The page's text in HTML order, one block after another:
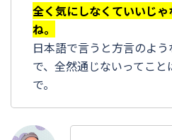
全く気にしなくていいじ
ね。
日本語で言うと方言のよ
で、全然通じないってこと
で。